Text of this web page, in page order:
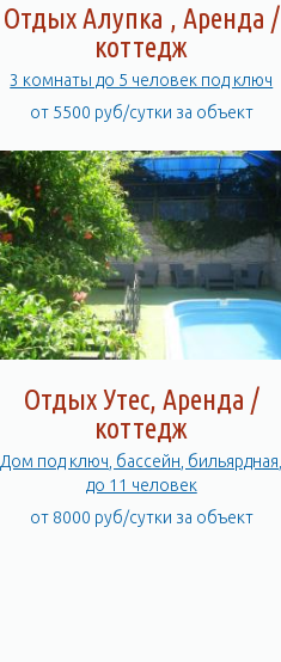
Отдых Алупка , Аренда /
коттедж
3 комнаты до 5 человек под ключ
от 5500 руб/сутки за объект
Отдых Утес, Аренда /
коттедж
Дом под ключ, бассейн, бильярдная,
до 11 человек
от 8000 руб/сутки за объект